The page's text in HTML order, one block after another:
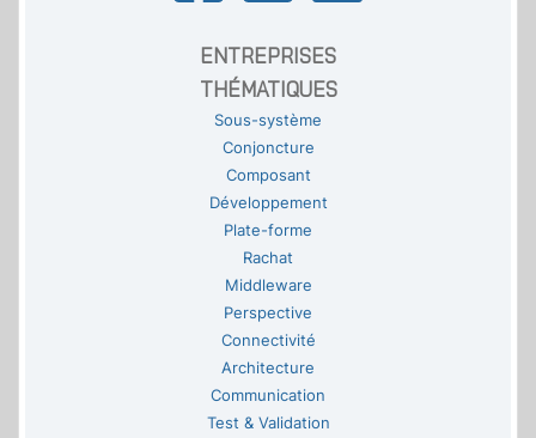
ENTREPRISES
THÉMATIQUES
Sous-système
Conjoncture
Composant
Développement
Plate-forme
Rachat
Middleware
Perspective
Connectivité
Architecture
Communication
Test & Validation